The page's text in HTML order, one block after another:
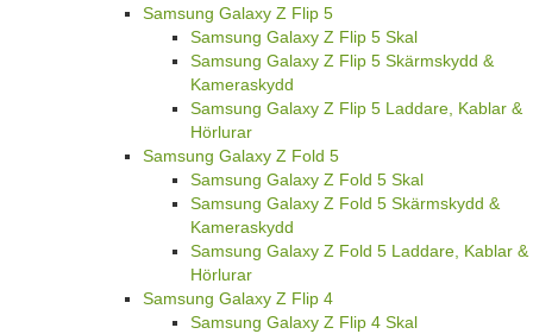
Samsung Galaxy Z Flip 5
Samsung Galaxy Z Flip 5 Skal
Samsung Galaxy Z Flip 5 Skärmskydd &
Kameraskydd
Samsung Galaxy Z Flip 5 Laddare, Kablar &
Hörlurar
Samsung Galaxy Z Fold 5
Samsung Galaxy Z Fold 5 Skal
Samsung Galaxy Z Fold 5 Skärmskydd &
Kameraskydd
Samsung Galaxy Z Fold 5 Laddare, Kablar &
Hörlurar
Samsung Galaxy Z Flip 4
Samsung Galaxy Z Flip 4 Skal